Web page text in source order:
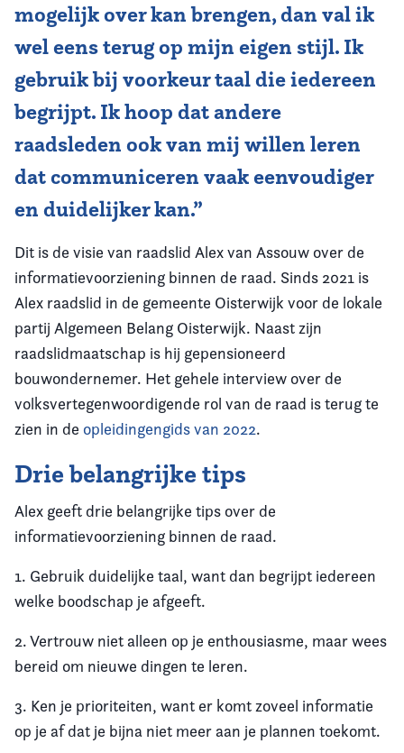
mogelijk over kan brengen, dan val ik
wel eens terug op mijn eigen stijl. Ik
gebruik bij voorkeur taal die iedereen
begrijpt. Ik hoop dat andere
raadsleden ook van mij willen leren
dat communiceren vaak eenvoudiger
en duidelijker kan.”
Dit is de visie van raadslid Alex van Assouw over de
informatievoorziening binnen de raad. Sinds 2021 is
Alex raadslid in de gemeente Oisterwijk voor de lokale
partij Algemeen Belang Oisterwijk. Naast zijn
raadslidmaatschap is hij gepensioneerd
bouwondernemer. Het gehele interview over de
volksvertegenwoordigende rol van de raad is terug te
zien in de opleidingengids van 2022.
Drie belangrijke tips
Alex geeft drie belangrijke tips over de
informatievoorziening binnen de raad.
1. Gebruik duidelijke taal, want dan begrijpt iedereen
welke boodschap je afgeeft.
2. Vertrouw niet alleen op je enthousiasme, maar wees
bereid om nieuwe dingen te leren.
3. Ken je prioriteiten, want er komt zoveel informatie
op je af dat je bijna niet meer aan je plannen toekomt.